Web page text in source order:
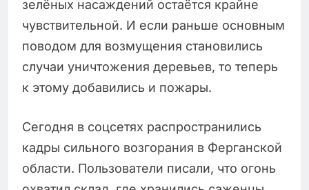
зелёных насаждений остаётся крайне
чувствительной. И если раньше основным
поводом для возмущения становились
случаи уничтожения деревьев, то теперь
к этому добавились и пожары.
Сегодня в соцсетях распространились
кадры сильного возгорания в Ферганской
области. Пользователи писали, что огонь